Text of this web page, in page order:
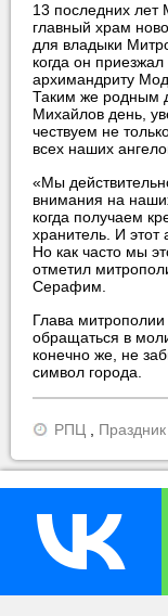
13 последних лет
главный храм
для владыки
когда он
архимандриту
Таким же родным
Михайлов день,
чествуем не
всех наших
«Мы
внимания на
когда получаем
хранитель. И этот
Но как часто мы
отметил
Серафим.
Глава
обращаться в
конечно же, не
символ города.
РПЦ Праздник